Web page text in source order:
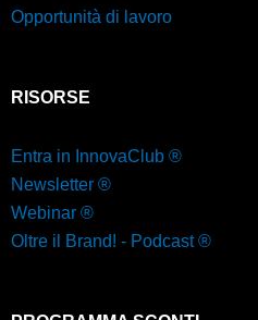
Opportunità di lavoro
RISORSE
Entra in InnovaClub ®
Newsletter ®
Webinar ®
Oltre il Brand! - Podcast ®